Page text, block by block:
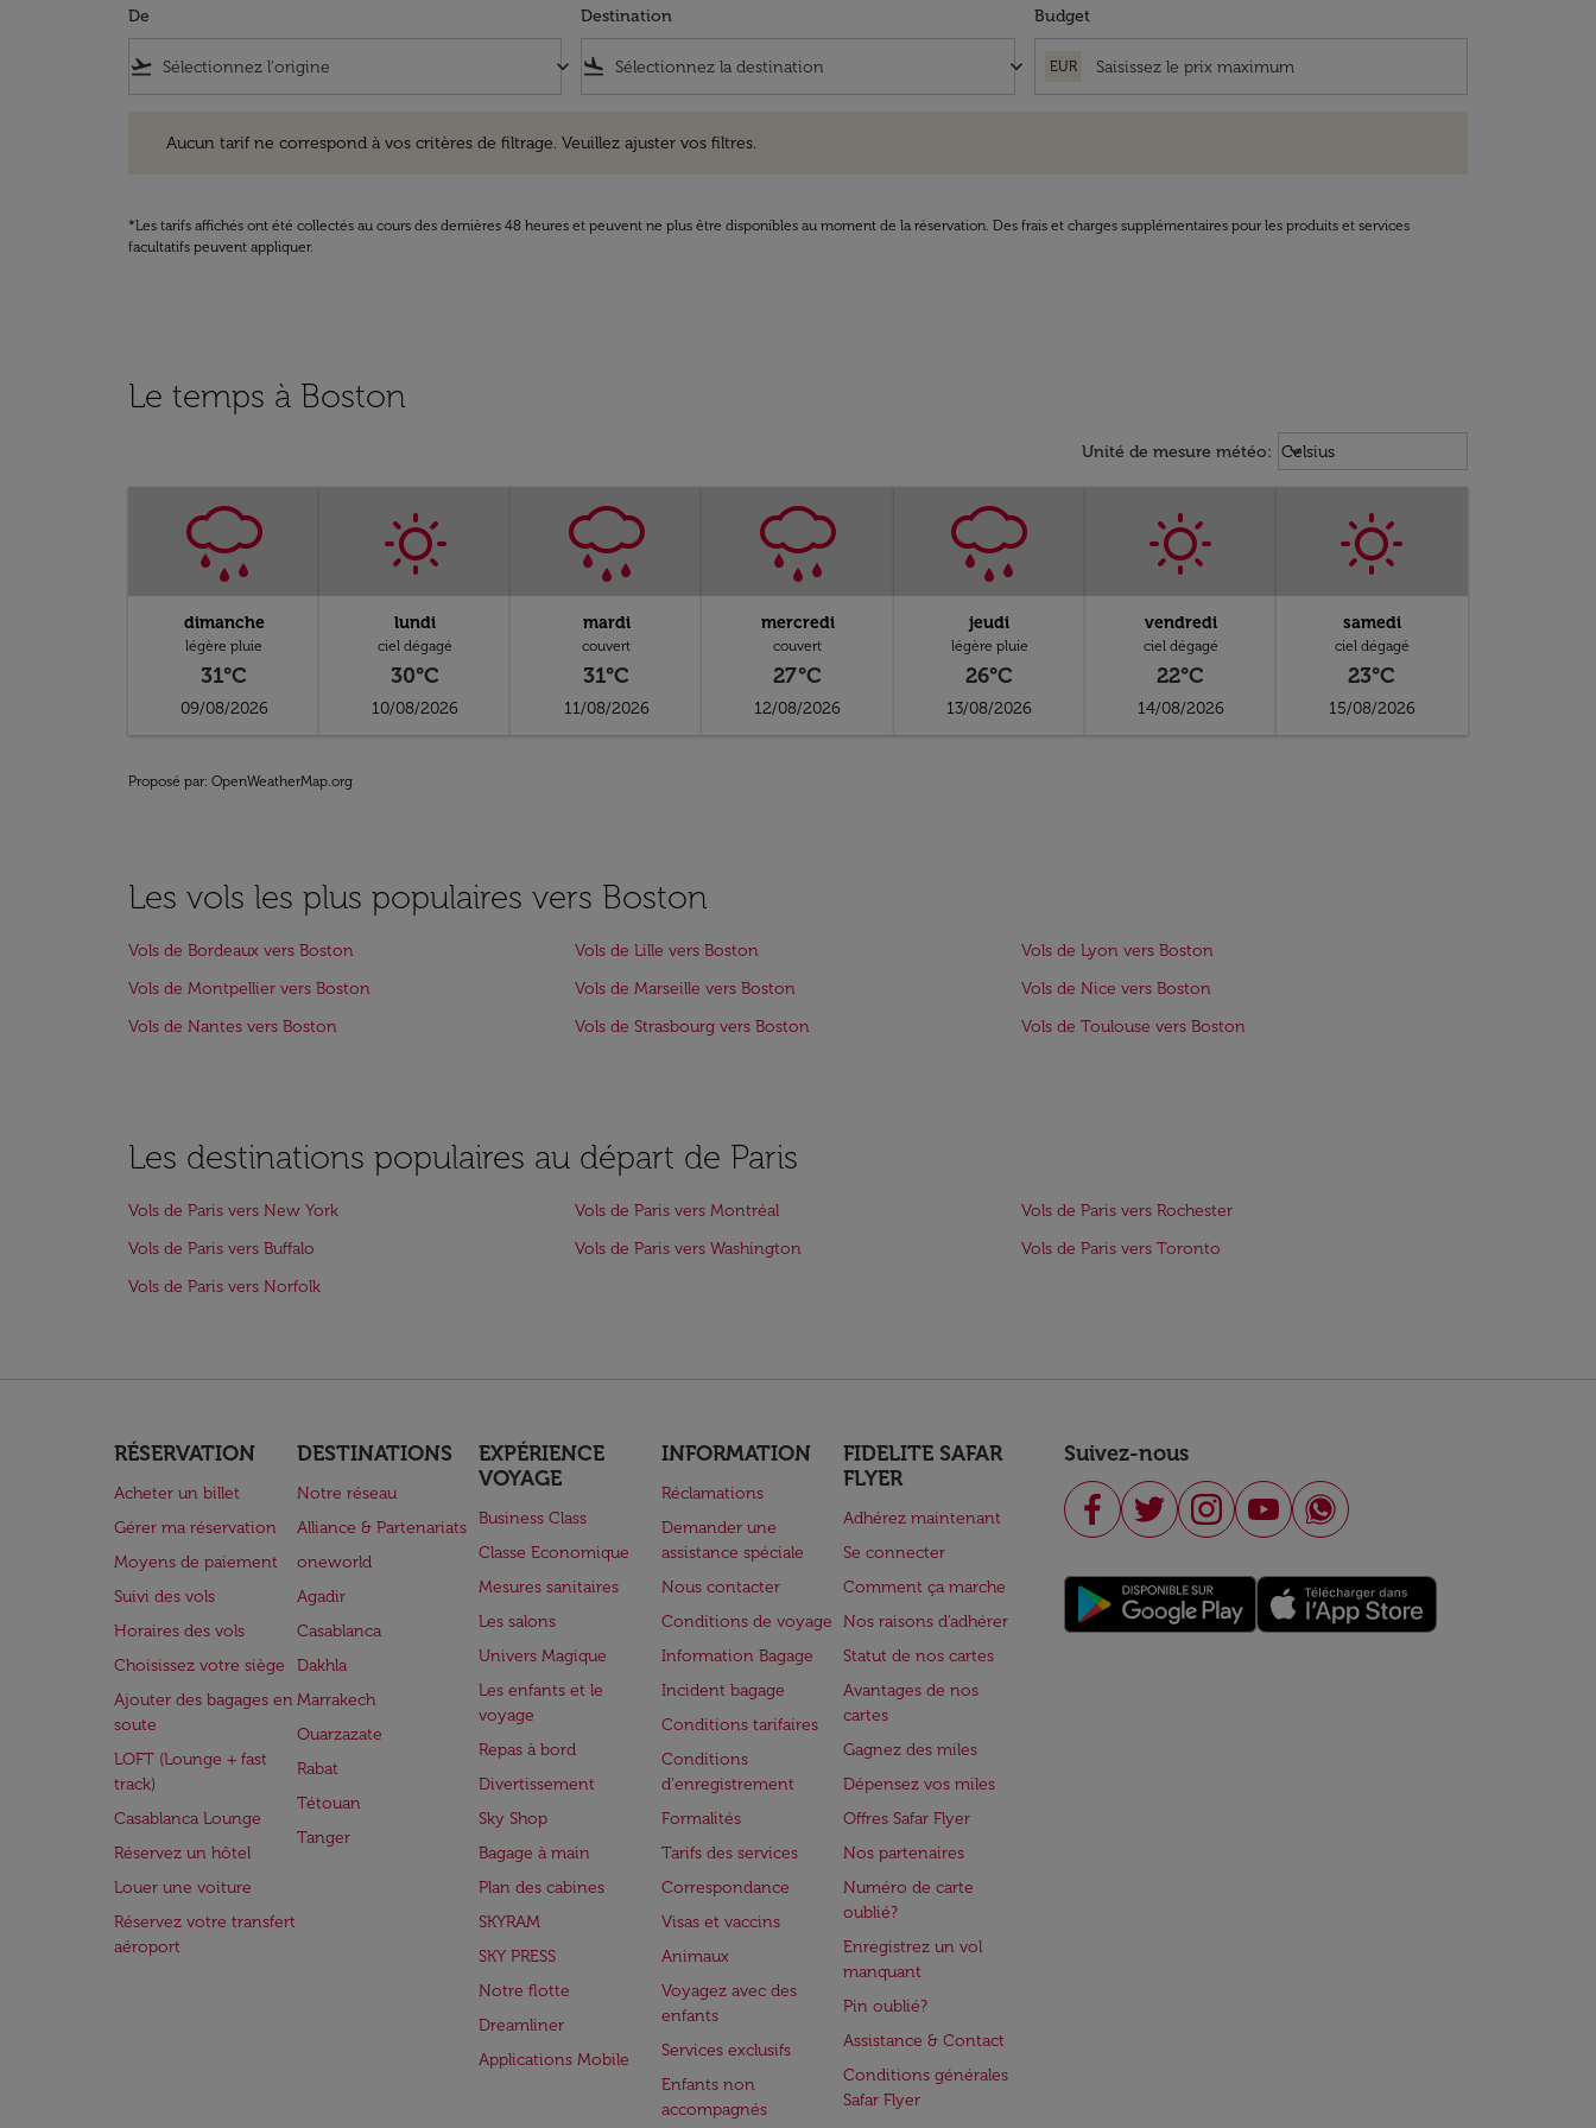
De
flight_takeoff keyboard_arrow_down
Destination
flight_land keyboard_arrow_down
Budget
EUR
Aucun tarif ne correspond à vos critères de filtrage. Veuillez ajuster vos filtres.
*Les tarifs affichés ont été collectés au cours des dernières 48 heures et peuvent ne plus être disponibles au moment de la réservation. Des frais et charges supplémentaires pour les produits et services
facultatifs peuvent appliquer.
Le temps à Boston
Unité de mesure météo: Weather unit option Celsius
Celsius
keyboard_arrow_down
dimanche
légère pluie
31°C
09/08/2026
lundi
ciel dégagé
30°C
10/08/2026
mardi
couvert
31°C
11/08/2026
mercredi
couvert
27°C
12/08/2026
jeudi
légère pluie
26°C
13/08/2026
vendredi
ciel dégagé
22°C
14/08/2026
samedi
ciel dégagé
23°C
15/08/2026
Proposé par: OpenWeatherMap.org
Les vols les plus populaires vers Boston
Vols de Bordeaux vers Boston Vols de Lille vers Boston
Vols de Lyon vers Boston
Vols de Montpellier vers Boston
Vols de Marseille vers Boston
Vols de Nice vers Boston
Vols de Nantes vers Boston
Vols de Strasbourg vers Boston Vols de Toulouse vers Boston
Les destinations populaires au départ de Paris
Vols de Paris vers New York Vols de Paris vers Montréal
Vols de Paris vers Rochester
Vols de Paris vers Buffalo
Vols de Paris vers Washington
Vols de Paris vers Toronto
Vols de Paris vers Norfolk
RÉSERVATION
Acheter un billet
Gérer ma réservation
Moyens de paiement
Suivi des vols
Horaires des vols
Choisissez votre siège
Ajouter des bagages en
soute
LOFT (Lounge + fast
track)
Casablanca Lounge
Réservez un hôtel
Louer une voiture
Réservez votre transfert
aéroport
DESTINATIONS
Notre réseau
Alliance & Partenariats
oneworld
Agadir
Casablanca
Dakhla
Marrakech
Ouarzazate
Rabat
Tétouan
Tanger
EXPÉRIENCE
VOYAGE
Business Class
Classe Economique
Mesures sanitaires
Les salons
Univers Magique
Les enfants et le
voyage
Repas à bord
Divertissement
Sky Shop
Bagage à main
Plan des cabines
SKYRAM
SKY PRESS
Notre flotte
Dreamliner
Applications Mobile
INFORMATION
Réclamations
Demander une
assistance spéciale
Nous contacter
Conditions de voyage
Information Bagage
Incident bagage
Conditions tarifaires
Conditions
d'enregistrement
Formalités
Tarifs des services
Correspondance
Visas et vaccins
Animaux
Voyagez avec des
enfants
Services exclusifs
Enfants non
accompagnés
FIDELITE SAFAR
FLYER
Adhérez maintenant
Se connecter
Comment ça marche
Nos raisons d'adhérer
Statut de nos cartes
Avantages de nos
cartes
Gagnez des miles
Dépensez vos miles
Offres Safar Flyer
Nos partenaires
Numéro de carte
oublié?
Enregistrez un vol
manquant
Pin oublié?
Assistance & Contact
Conditions générales
Safar Flyer
Suivez-nous